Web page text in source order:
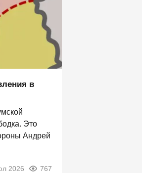
в
Это
Андрей
2026 767